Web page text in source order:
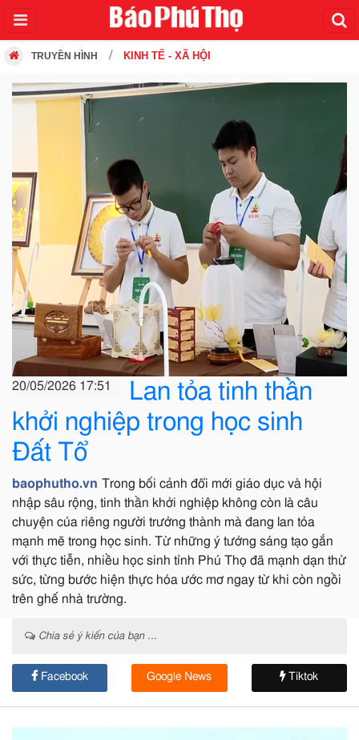
TRUYỀN HÌNH KINH TẾ - XÃ HỘI
20/05/2026 17:51
Lan tỏa tinh thần
khởi nghiệp trong học sinh
Đất Tổ
baophutho.vn Trong bối cảnh đổi mới giáo dục và hội
nhập sâu rộng, tinh thần khởi nghiệp không còn là câu
chuyện của riêng người trưởng thành mà đang lan tỏa
mạnh mẽ trong học sinh. Từ những ý tưởng sáng tạo gắn
với thực tiễn, nhiều học sinh tỉnh Phú Thọ đã mạnh dạn thử
sức, từng bước hiện thực hóa ước mơ ngay từ khi còn ngồi
trên ghế nhà trường.
Chia sẻ ý kiến của bạn ...
Facebook Google News Tiktok